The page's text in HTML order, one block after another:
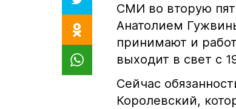
СМИ во вторую
Анатолием
принимают и
выходит в свет с
Сейчас
Королевский,